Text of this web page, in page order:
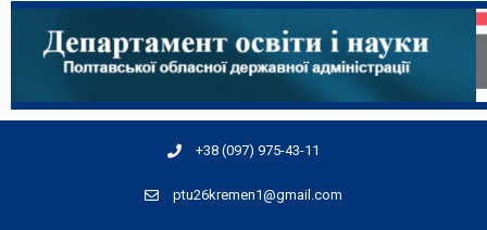
+38 (097) 975-43-11
ptu26kremen1@gmail.com